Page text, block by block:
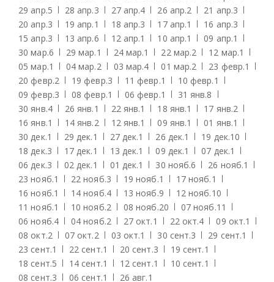
29 апр.5 28 апр.3 27 апр.4 26 апр.2 21 апр.3
20 апр.3 19 апр.1 18 апр.3 17 апр.1 16 апр.3
15 апр.3 13 апр.6 12 апр.1 10 апр.1 09 апр.1
30 мар.6 29 мар.1 24 мар.1 22 мар.2 12 мар.1
05 мар.1 04 мар.2 03 мар.4 01 мар.2 23 февр.1
20 февр.2 19 февр.3 11 февр.1 10 февр.1
09 февр.3 08 февр.1 06 февр.1 31 янв.8
30 янв.4 26 янв.1 22 янв.1 18 янв.1 17 янв.2
16 янв.1 14 янв.2 12 янв.1 09 янв.1 01 янв.1
30 дек.1 29 дек.1 27 дек.1 26 дек.1 19 дек.10
18 дек.3 17 дек.1 13 дек.1 09 дек.1 07 дек.1
06 дек.3 02 дек.1 01 дек.1 30 нояб.6 26 нояб.1
23 нояб.1 22 нояб.3 19 нояб.1 17 нояб.1
16 нояб.1 14 нояб.4 13 нояб.9 12 нояб.10
11 нояб.1 10 нояб.2 08 нояб.20 07 нояб.11
06 нояб.4 04 нояб.2 27 окт.1 22 окт.4 09 окт.1
08 окт.2 07 окт.2 03 окт.1 30 сент.3 29 сент.1
23 сент.1 22 сент.1 20 сент.3 19 сент.1
18 сент.5 14 сент.1 12 сент.1 10 сент.1
08 сент.3 06 сент.1 26 авг.1